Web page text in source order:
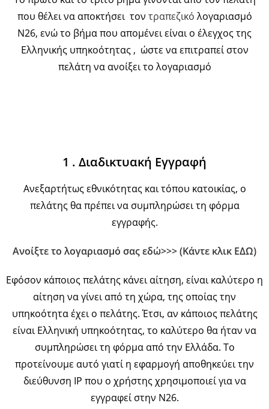
που θέλει να αποκτήσει τον τραπεζικό λογαριασμό
Ν26, ενώ το βήμα που απομένει είναι ο έλεγχος της
Ελληνικής υπηκοότητας , ώστε να επιτραπεί στον
πελάτη να ανοίξει το λογαριασμό
1 . Διαδικτυακή Εγγραφή
Ανεξαρτήτως εθνικότητας και τόπου κατοικίας, ο
πελάτης θα πρέπει να συμπληρώσει τη φόρμα
εγγραφής.
Ανοίξτε το λογαριασμό σας εδώ>>> (Κάντε κλικ ΕΔΩ)
Εφόσον κάποιος πελάτης κάνει αίτηση, είναι καλύτερο η
αίτηση να γίνει από τη χώρα, της οποίας την
υπηκοότητα έχει ο πελάτης. Έτσι, αν κάποιος πελάτης
είναι Ελληνική υπηκοότητας, το καλύτερο θα ήταν να
συμπληρώσει τη φόρμα από την Ελλάδα. Το
προτείνουμε αυτό γιατί η εφαρμογή αποθηκεύει την
διεύθυνση IP που ο χρήστης χρησιμοποιεί για να
εγγραφεί στην Ν26.